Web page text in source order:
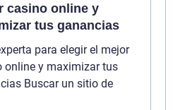
casino online y
tus ganancias
para elegir el mejor
online y maximizar tus
un sitio de